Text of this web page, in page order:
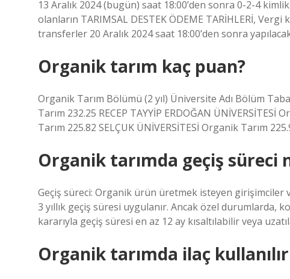
13 Aralık 2024 (bugün) saat 18:00’den sonra 0-2-4
olanların TARIMSAL DESTEK ÖDEME TARİHLERİ,
transferler 20 Aralık 2024 saat 18:00’den sonra
Organik tarım kaç puan?
Organik Tarım Bölümü (2 yıl) Üniversite Adı Bölüm
Tarım 232.25 RECEP TAYYİP ERDOĞAN ÜNİVERSİTESİ
Tarım 225.82 SELÇUK ÜNİVERSİTESİ Organik Tarım
Organik tarımda geçiş süreci
Geçiş süreci: Organik ürün üretmek isteyen girişimciler
3 yıllık geçiş süresi uygulanır. Ancak özel
kararıyla geçiş süresi en az 12 ay kısaltılabilir veya
Organik tarımda ilaç kullanılır